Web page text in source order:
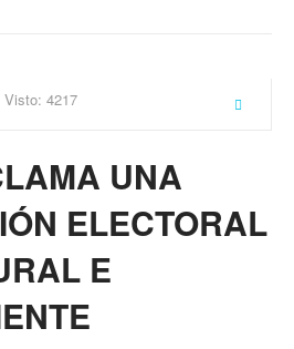
Visto: 4217
UNA
ELECTORAL
E